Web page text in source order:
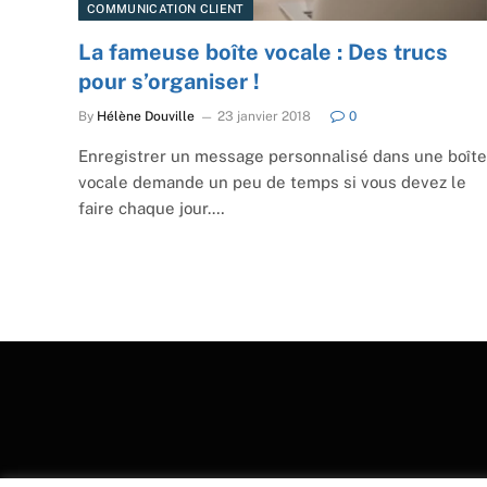
COMMUNICATION CLIENT
La fameuse boîte vocale : Des trucs
pour s’organiser !
By Hélène Douville 23 janvier 2018 0
Enregistrer un message personnalisé dans une boîte
vocale demande un peu de temps si vous devez le
faire chaque jour.…